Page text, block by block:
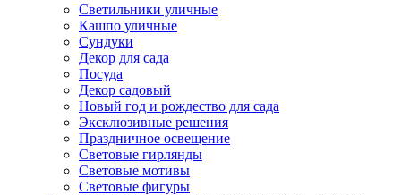
Cветильники уличные
Кашпо уличные
Сундуки
Декор для сада
Посуда
Декор садовый
Новый год и рождество для сада
Эксклюзивные решения
Праздничное освещение
Световые гирлянды
Световые мотивы
Световые фигуры